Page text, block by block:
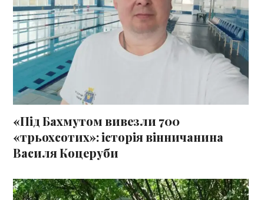
«Під Бахмутом вивезли 700
«трьохсотих»: історія вінничанина
Василя Коцеруби